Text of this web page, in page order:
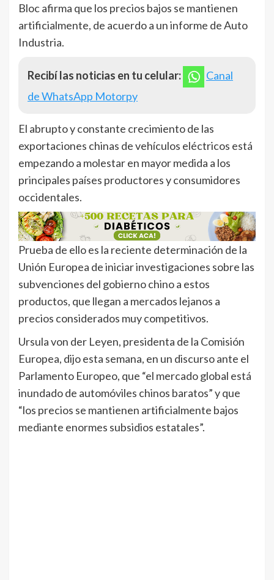
Bloc afirma que los precios bajos se mantienen
artificialmente, de acuerdo a un informe de Auto
Industria.
Recibí las noticias en tu celular:
Canal
de WhatsApp Motorpy
El abrupto y constante crecimiento de las
exportaciones chinas de vehículos eléctricos está
empezando a molestar en mayor medida a los
principales países productores y consumidores
occidentales.
Prueba de ello es la reciente determinación de la
Unión Europea de iniciar investigaciones sobre las
subvenciones del gobierno chino a estos
productos, que llegan a mercados lejanos a
precios considerados muy competitivos.
Ursula von der Leyen, presidenta de la Comisión
Europea, dijo esta semana, en un discurso ante el
Parlamento Europeo, que “el mercado global está
inundado de automóviles chinos baratos” y que
“los precios se mantienen artificialmente bajos
mediante enormes subsidios estatales”.